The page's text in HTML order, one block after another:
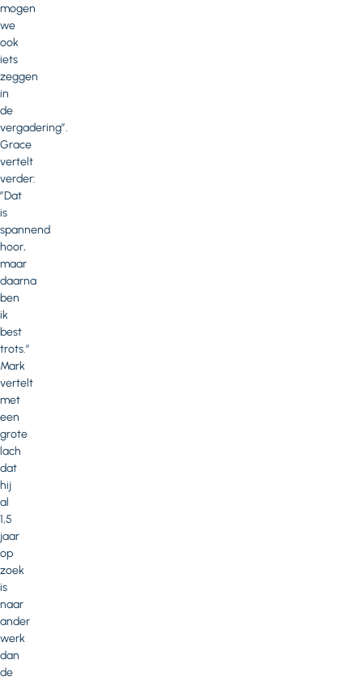
mogen
we
ook
iets
zeggen
in
de
vergadering”.
Grace
vertelt
verder:
”Dat
is
spannend
hoor,
maar
daarna
ben
ik
best
trots.”
Mark
vertelt
met
een
grote
lach
dat
hij
al
1,5
jaar
op
zoek
is
naar
ander
werk
dan
de